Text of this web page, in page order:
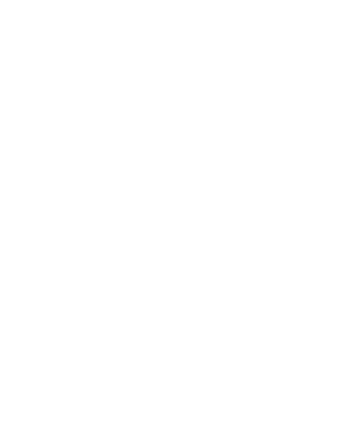
našim kompletným produktovým portfóliom.​
svojich strediskách na Slovensku.